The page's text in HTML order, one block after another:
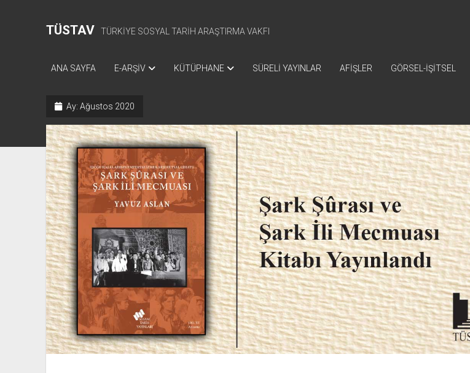
TÜSTAV TÜRKİYE SOSYAL TARİH ARAŞTIRMA VAKFI
ANA SAYFA E-ARŞİV KÜTÜPHANE SÜRELİ YAYINLAR AFİŞLER GÖRSEL-İŞİTSEL
Ay: Ağustos 2020